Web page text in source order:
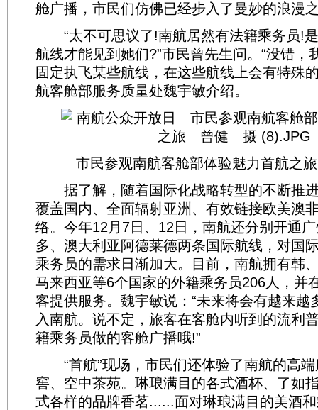
舱广播，市民们仿佛已经步入了曼妙的浪漫
“太不可思议了!南航居然有法籍乘务员!
航线才能见到她们?”市民曾先生问。“没错，
固定执飞某些航线，在这些航线上会有特殊
航客舱部服务质量处魏宇敏介绍。
市民参观南航客舱部体验魅力首航
据了解，随着国际化战略转型的不断推
覆盖国内、全面辐射亚洲、有效链接欧美澳
络。今年12月7日、12日，南航还分别开通
多、澳大利亚阿德莱德两条国际航线，对国
乘务员的需求日渐加大。目前，南航拥有韩
马来西亚等6个国家的外籍乘务员206人，并
客提供服务。魏宇敏说：“未来将会有越来越
入南航。说不定，旅客在客舱内听到的流利
籍乘务员做的客舱广播哦!”
“首航”现场，市民们还体验了南航的高
窖、空中茶苑。琳琅满目的各式酒杯、了如
式各样的品牌香茗......面对琳琅满目的美酒